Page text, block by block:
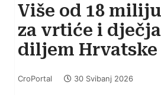
Više od 18
za vrtiće i
diljem Hrvatske
CroPortal 30 Svibanj 2026